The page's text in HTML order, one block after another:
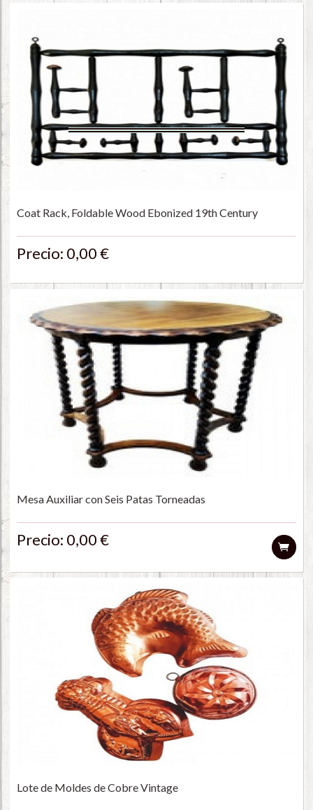
Coat Rack, Foldable Wood Ebonized 19th Century
Precio: 0,00 €
Mesa Auxiliar con Seis Patas Torneadas
Precio: 0,00 €
Lote de Moldes de Cobre Vintage